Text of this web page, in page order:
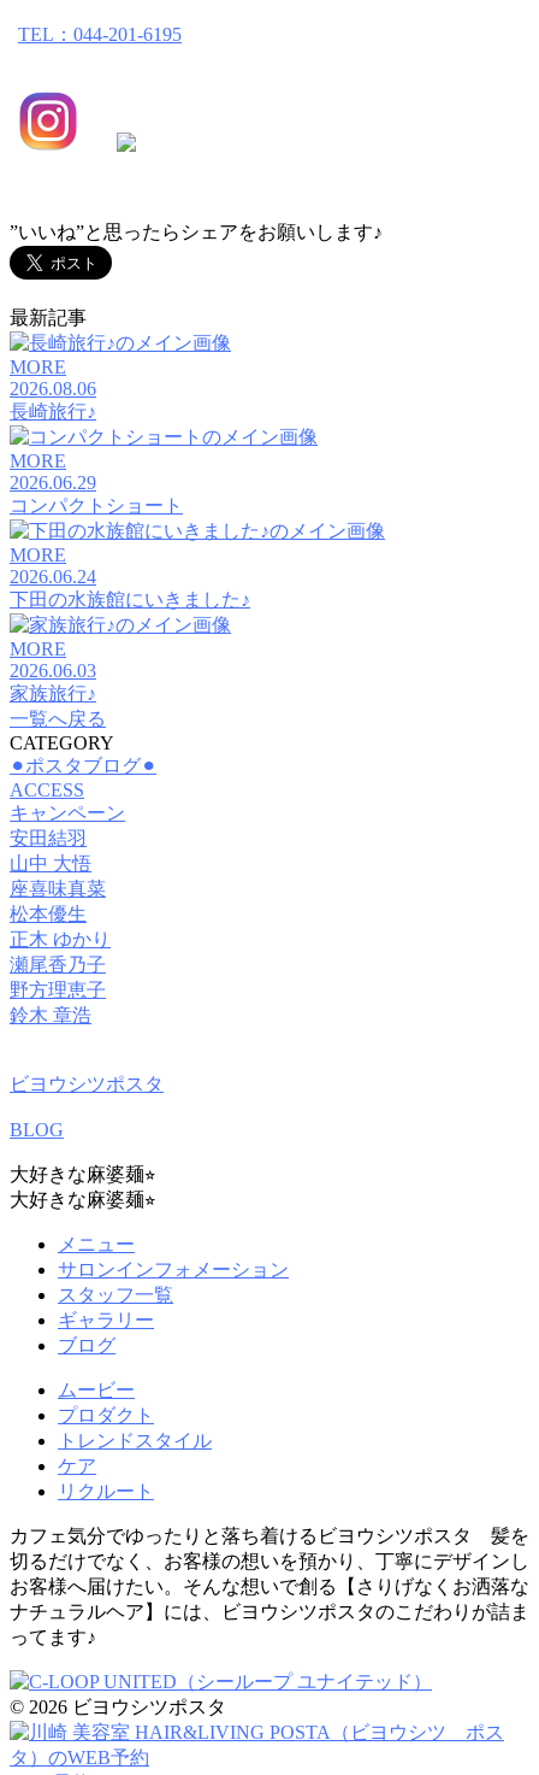
TEL：044-201-6195
”いいね”と思ったらシェアをお願いします♪
最新記事
MORE
2026.08.06
長崎旅行♪
MORE
2026.06.29
コンパクトショート
MORE
2026.06.24
下田の水族館にいきました♪
MORE
2026.06.03
家族旅行♪
一覧へ戻る
CATEGORY
⚫︎ポスタブログ⚫︎
ACCESS
キャンペーン
安田結羽
山中 大悟
座喜味真菜
松本優生
正木 ゆかり
瀬尾香乃子
野方理恵子
鈴木 章浩
ビヨウシツポスタ
BLOG
大好きな麻婆麺⭐︎
大好きな麻婆麺⭐︎
メニュー
サロンインフォメーション
スタッフ一覧
ギャラリー
ブログ
ムービー
プロダクト
トレンドスタイル
ケア
リクルート
カフェ気分でゆったりと落ち着けるビヨウシツポスタ 髪を
切るだけでなく、お客様の想いを預かり、丁寧にデザインし
お客様へ届けたい。そんな想いで創る【さりげなくお洒落な
ナチュラルヘア】には、ビヨウシツポスタのこだわりが詰ま
ってます♪
© 2026 ビヨウシツポスタ